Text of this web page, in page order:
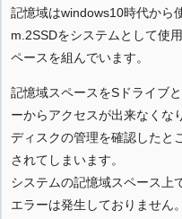
記憶域はwindows10時代から
m.2SSDをシステムとして使
ペースを組んでいます。
記憶域スペースをSドライブ
ーからアクセスが出来なくな
ディスクの管理を確認したと
されてしまいます。
システムの記憶域スペース上
エラーは発生しておりません。